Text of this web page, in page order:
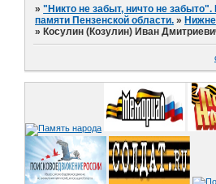
»"Никто не забыт, ничто не забыто".
памяти Пензенской области. »
» Косулин (Козулин) Иван